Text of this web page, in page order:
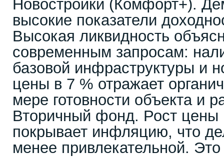
Новостройки (Комфорт+).
высокие показатели
Высокая ликвидность
современным запросам:
базовой инфраструктуры и
цены в 7 % отражает
мере готовности объекта и
Вторичный фонд. Рост цены
покрывает инфляцию, что
менее привлекательной.